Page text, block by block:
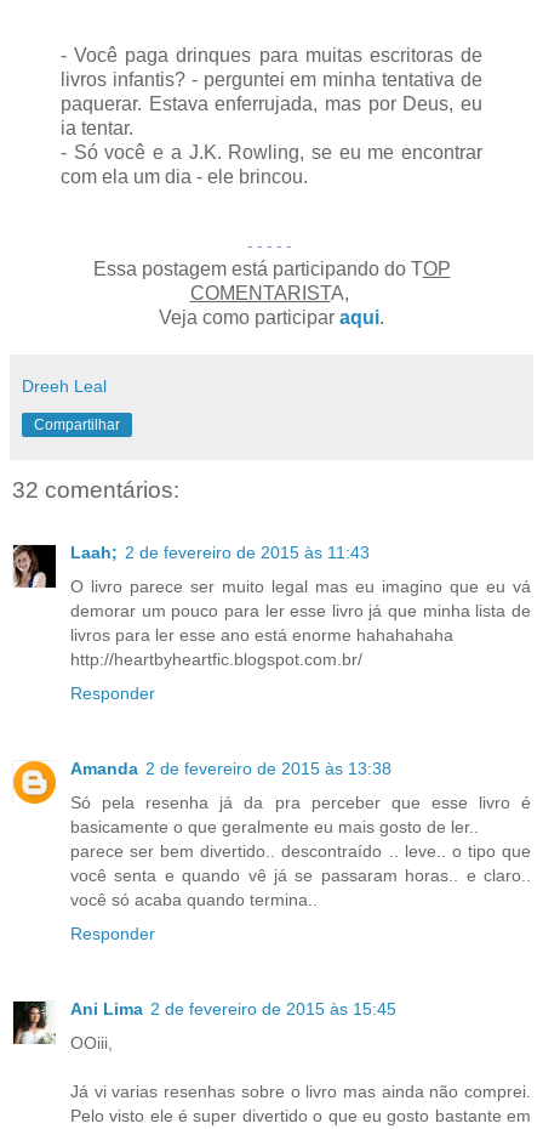
- Você paga drinques para muitas escritoras de
livros infantis? - perguntei em minha tentativa de
paquerar. Estava enferrujada, mas por Deus, eu
ia tentar.
- Só você e a J.K. Rowling, se eu me encontrar
com ela um dia - ele brincou.
- - - - -
Essa postagem está participando do TOP
COMENTARISTA,
Veja como participar aqui.
Dreeh Leal
Compartilhar
32 comentários:
Laah; 2 de fevereiro de 2015 às 11:43
O livro parece ser muito legal mas eu imagino que eu vá
demorar um pouco para ler esse livro já que minha lista de
livros para ler esse ano está enorme hahahahaha
http://heartbyheartfic.blogspot.com.br/
Responder
Amanda 2 de fevereiro de 2015 às 13:38
Só pela resenha já da pra perceber que esse livro é
basicamente o que geralmente eu mais gosto de ler..
parece ser bem divertido.. descontraído .. leve.. o tipo que
você senta e quando vê já se passaram horas.. e claro..
você só acaba quando termina..
Responder
Ani Lima 2 de fevereiro de 2015 às 15:45
OOiii,
Já vi varias resenhas sobre o livro mas ainda não comprei.
Pelo visto ele é super divertido o que eu gosto bastante em